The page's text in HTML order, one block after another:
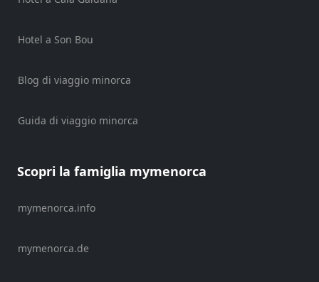
Servizi
Golf
Annual
Ubicación
Hotel a Son Bou
Blog di viaggio minorca
Guida di viaggio minorca
Scopri la famiglia mymenorca
mymenorca.info
mymenorca.de